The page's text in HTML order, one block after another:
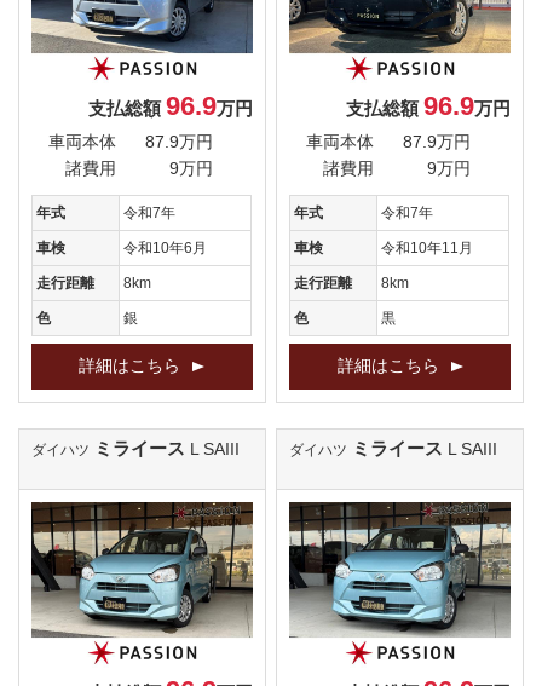
支払総額96.9万円
車両本体
87.9万円
諸費用
9万円
年式 令和7年
車検 令和10年6月
走行距離 8km
色 銀
詳細はこちら
支払総額96.9万円
車両本体
87.9万円
諸費用
9万円
年式 令和7年
車検 令和10年11月
走行距離 8km
色 黒
詳細はこちら
ダイハツ ミライース L SAIII ダイハツ ミライース L SAIII